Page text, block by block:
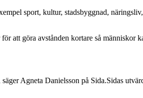
sport, kultur, stadsbyggnad,
att göra avstånden kortare så människor
Agneta Danielsson på Sida.Sidas